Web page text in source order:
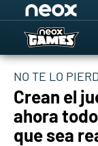
NO TE LO
Crean el
ahora
que sea